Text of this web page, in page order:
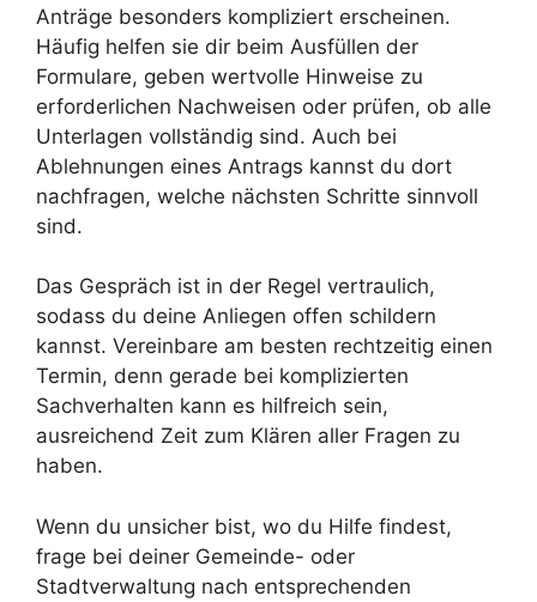
Anträge besonders kompliziert erscheinen.
Häufig helfen sie dir beim Ausfüllen der
Formulare, geben wertvolle Hinweise zu
erforderlichen Nachweisen oder prüfen, ob alle
Unterlagen vollständig sind. Auch bei
Ablehnungen eines Antrags kannst du dort
nachfragen, welche nächsten Schritte sinnvoll
sind.
Das Gespräch ist in der Regel vertraulich,
sodass du deine Anliegen offen schildern
kannst. Vereinbare am besten rechtzeitig einen
Termin, denn gerade bei komplizierten
Sachverhalten kann es hilfreich sein,
ausreichend Zeit zum Klären aller Fragen zu
haben.
Wenn du unsicher bist, wo du Hilfe findest,
frage bei deiner Gemeinde- oder
Stadtverwaltung nach entsprechenden